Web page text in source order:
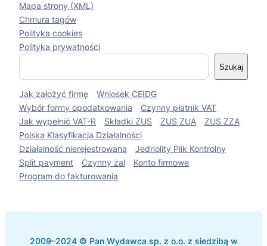
Mapa strony (XML)
Chmura tagów
Polityka cookies
Polityka prywatności
S
k
a
Szukaj
Jak założyć firmę
Wniosek CEIDG
Wybór formy opodatkowania
Czynny płatnik VAT
Jak wypełnić VAT-R
Składki ZUS ZUS ZUA
ZUS ZZA
Polska Klasyfikacja Działalności
Działalność nierejestrowana
Jednolity Plik Kontrolny
Split payment
Czynny żal
Konto firmowe
Program do fakturowania
2009–2024 © Pan Wydawca sp. z o.o. z siedzibą w